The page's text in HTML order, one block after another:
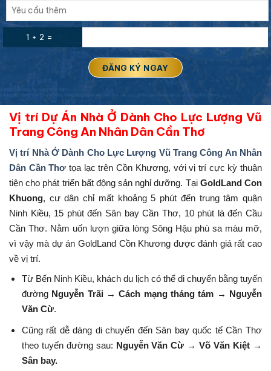
1 + 2 =
Vị trí Dự Án Nhà Ở Dành Cho Lực Lượng Vũ
Trang Công An Nhân Dân Cần Thơ
Vị trí Nhà Ở Dành Cho Lực Lượng Vũ Trang Công An Nhân
Dân Cần Thơ tọa lạc trên Cồn Khương, với vị trí cực kỳ thuận
tiện cho phát triển bất động sản nghỉ dưỡng. Tại GoldLand Con
Khuong, cư dân chỉ mất khoảng 5 phút đến trung tâm quận
Ninh Kiều, 15 phút đến Sân bay Cần Thơ, 10 phút là đến Cầu
Cần Thơ. Nằm uốn lượn giữa lòng Sông Hậu phù sa màu mỡ,
vì vậy mà dự án GoldLand Cồn Khương được đánh giá rất cao
về vị trí.
Từ Bến Ninh Kiều, khách du lịch có thể di chuyển bằng tuyến
đường Nguyễn Trãi → Cách mạng tháng tám → Nguyễn
Văn Cừ.
Cũng rất dễ dàng di chuyển đến Sân bay quốc tế Cần Thơ
theo tuyến đường sau: Nguyễn Văn Cừ → Võ Văn Kiệt →
Sân bay.